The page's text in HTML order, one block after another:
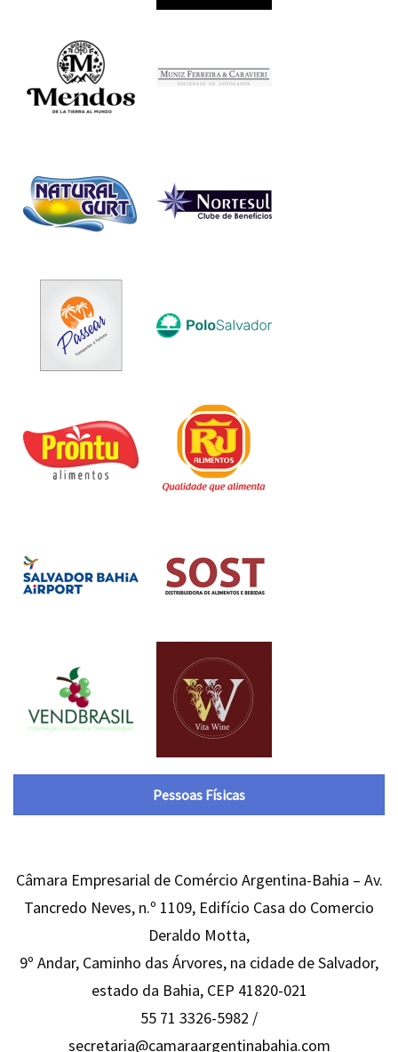
Pessoas Físicas
Câmara Empresarial de Comércio Argentina-Bahia – Av.
Tancredo Neves, n.º 1109, Edifício Casa do Comercio
Deraldo Motta,
9º Andar, Caminho das Árvores, na cidade de Salvador,
estado da Bahia, CEP 41820-021
55 71 3326-5982 /
secretaria@camaraargentinabahia.com